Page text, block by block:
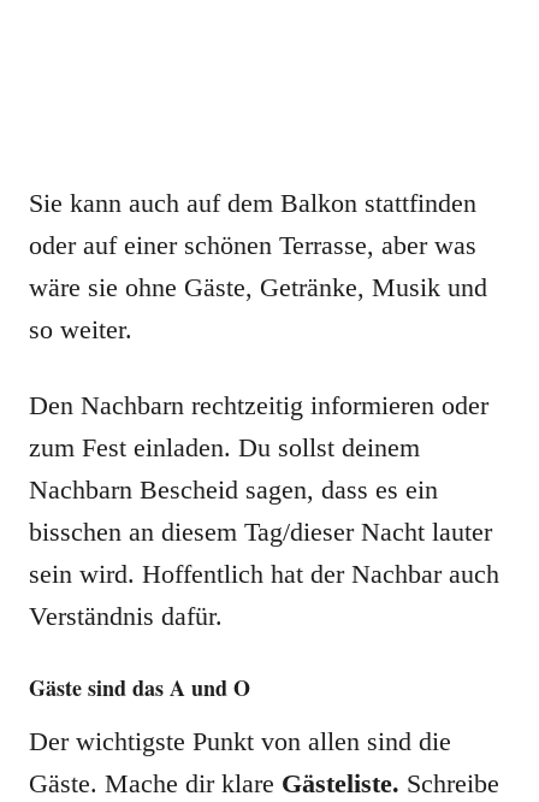
Sie kann auch auf dem Balkon stattfinden
oder auf einer schönen Terrasse, aber was
wäre sie ohne Gäste, Getränke, Musik und
so weiter.
Den Nachbarn rechtzeitig informieren oder
zum Fest einladen. Du sollst deinem
Nachbarn Bescheid sagen, dass es ein
bisschen an diesem Tag/dieser Nacht lauter
sein wird. Hoffentlich hat der Nachbar auch
Verständnis dafür.
Gäste sind das A und O
Der wichtigste Punkt von allen sind die
Gäste. Mache dir klare Gästeliste. Schreibe